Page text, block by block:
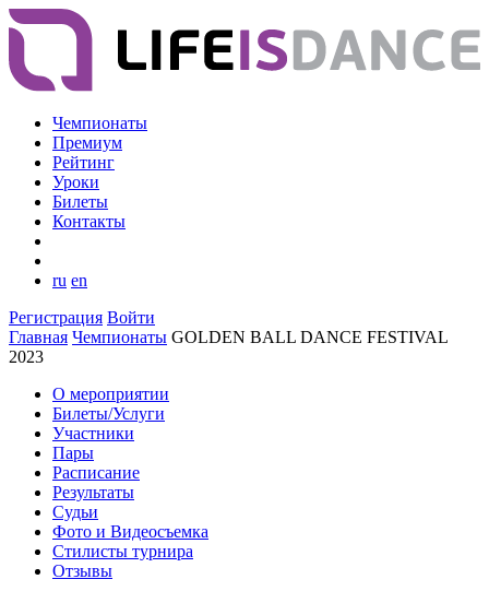
Чемпионаты
Премиум
Рейтинг
Уроки
Билеты
Контакты
ru en
Регистрация Войти
Главная Чемпионаты GOLDEN BALL DANCE FESTIVAL
2023
О мероприятии
Билеты/Услуги
Участники
Пары
Расписание
Результаты
Судьи
Фото и Видеосъемка
Стилисты турнира
Отзывы